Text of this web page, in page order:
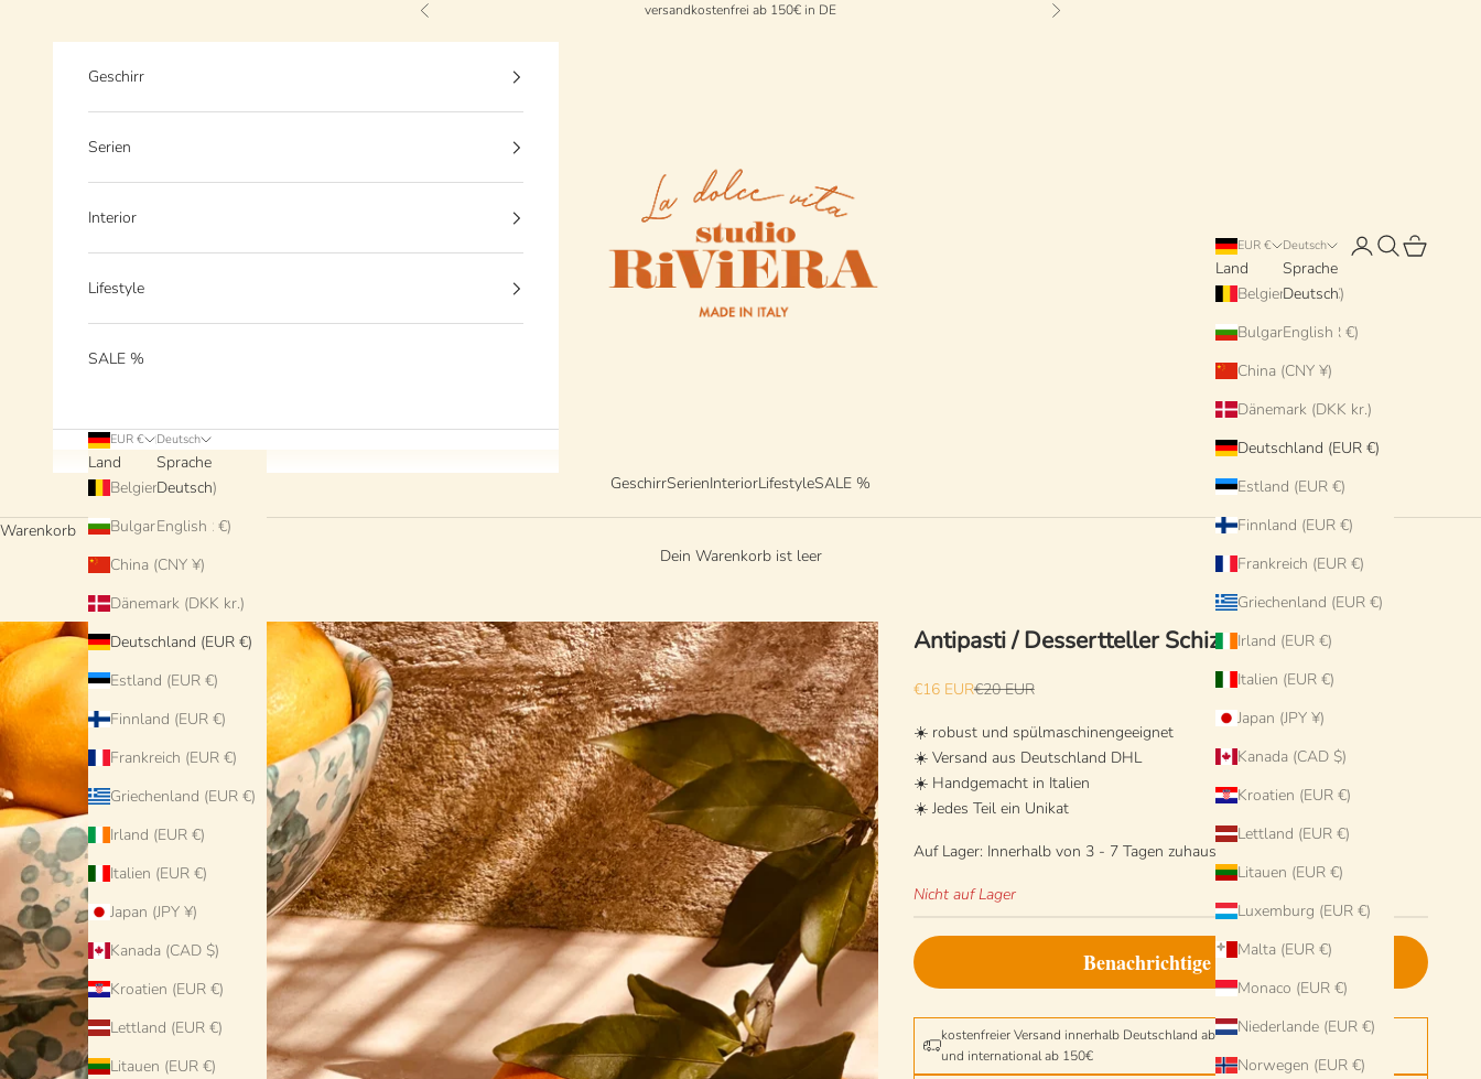
Zurück versandkostenfrei ab 150€ in DE Vor
StudioRiviera
GeschirrSerienInteriorLifestyleSALE %
EUR €
Land
Belgien (EUR €)
Bulgarien (EUR €)
China (CNY ¥)
Dänemark (DKK kr.)
Deutschland (EUR €)
Estland (EUR €)
Finnland (EUR €)
Frankreich (EUR €)
Griechenland (EUR €)
Irland (EUR €)
Italien (EUR €)
Japan (JPY ¥)
Kanada (CAD $)
Kroatien (EUR €)
Lettland (EUR €)
Litauen (EUR €)
Luxemburg (EUR €)
Malta (EUR €)
Monaco (EUR €)
Niederlande (EUR €)
Norwegen (EUR €)
Deutsch
Sprache
Deutsch
English
Anmelden
SuchenWarenkorb
Geschirr
Serien
Interior
Lifestyle
SALE %
EUR €
Land
Belgien (EUR €)
Bulgarien (EUR €)
China (CNY ¥)
Dänemark (DKK kr.)
Deutschland (EUR €)
Estland (EUR €)
Finnland (EUR €)
Frankreich (EUR €)
Griechenland (EUR €)
Irland (EUR €)
Italien (EUR €)
Japan (JPY ¥)
Kanada (CAD $)
Kroatien (EUR €)
Lettland (EUR €)
Litauen (EUR €)
Deutsch
Sprache
Deutsch
English
Warenkorb
Dein Warenkorb ist leer
Antipasti / Dessertteller Schizzato Rosato
Angebot
€16 EURRegulärer Preis
€20 EUR
☀️ robust und spülmaschinengeeignet
☀️ Versand aus Deutschland DHL
☀️ Handgemacht in Italien
☀️ Jedes Teil ein Unikat
Auf Lager: Innerhalb von 3 - 7 Tagen zuhause auf Deinem Tisch.
Nicht auf Lager
Benachrichtige mich
kostenfreier Versand innerhalb Deutschland ab einem Einkaufswert von 150€
und international ab 150€